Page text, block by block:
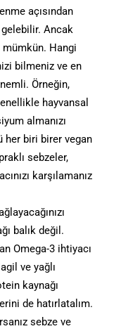
açısından
Ancak
Hangi
bilmeniz ve en
Örneğin,
hayvansal
almanızı
her biri birer vegan
sebzeler,
karşılamanız
balık değil.
Omega-3 ihtiyacı
ve yağlı
kaynağı
de hatırlatalım.
sebze ve